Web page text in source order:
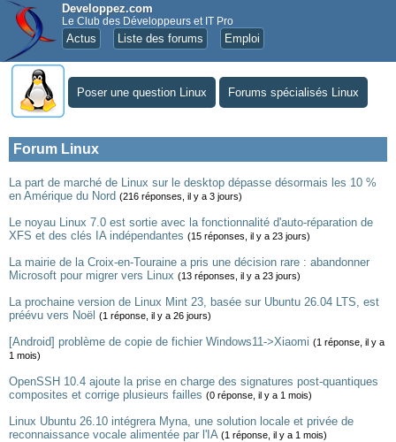
Developpez.com
Le Club des Développeurs et IT Pro
Actus Liste des forums Emploi
Poser une question Linux Forums spécialisés Linux
Forum Linux
La part de marché de Linux sur le desktop dépasse désormais les 10 %
en Amérique du Nord (216 réponses, il y a 3 jours)
Le noyau Linux 7.0 est sortie avec la fonctionnalité d'auto-réparation de
XFS et des clés IA indépendantes (15 réponses, il y a 23 jours)
La mairie de la Croix-en-Touraine a pris une décision rare : abandonner
Microsoft pour migrer vers Linux (13 réponses, il y a 23 jours)
La prochaine version de Linux Mint 23, basée sur Ubuntu 26.04 LTS, est
préévu vers Noël (1 réponse, il y a 26 jours)
[Android] problème de copie de fichier Windows11->Xiaomi (1 réponse, il y a
1 mois)
OpenSSH 10.4 ajoute la prise en charge des signatures post-quantiques
composites et corrige plusieurs failles (0 réponse, il y a 1 mois)
Linux Ubuntu 26.10 intégrera Myna, une solution locale et privée de
reconnaissance vocale alimentée par l'IA (1 réponse, il y a 1 mois)